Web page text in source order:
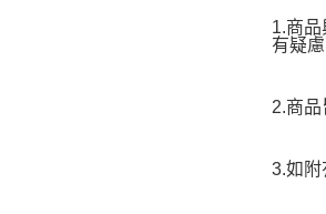
1.商
有疑
2.商
3.如附